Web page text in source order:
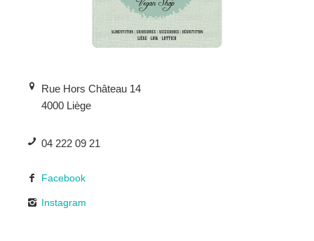
Rue Hors Château 14
4000 Liège
04 222 09 21
Facebook
Instagram